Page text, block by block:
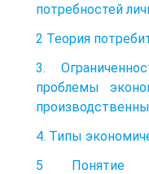
потребностей
2 Теория
3.
проблемы
4. Типы
5 Понятие